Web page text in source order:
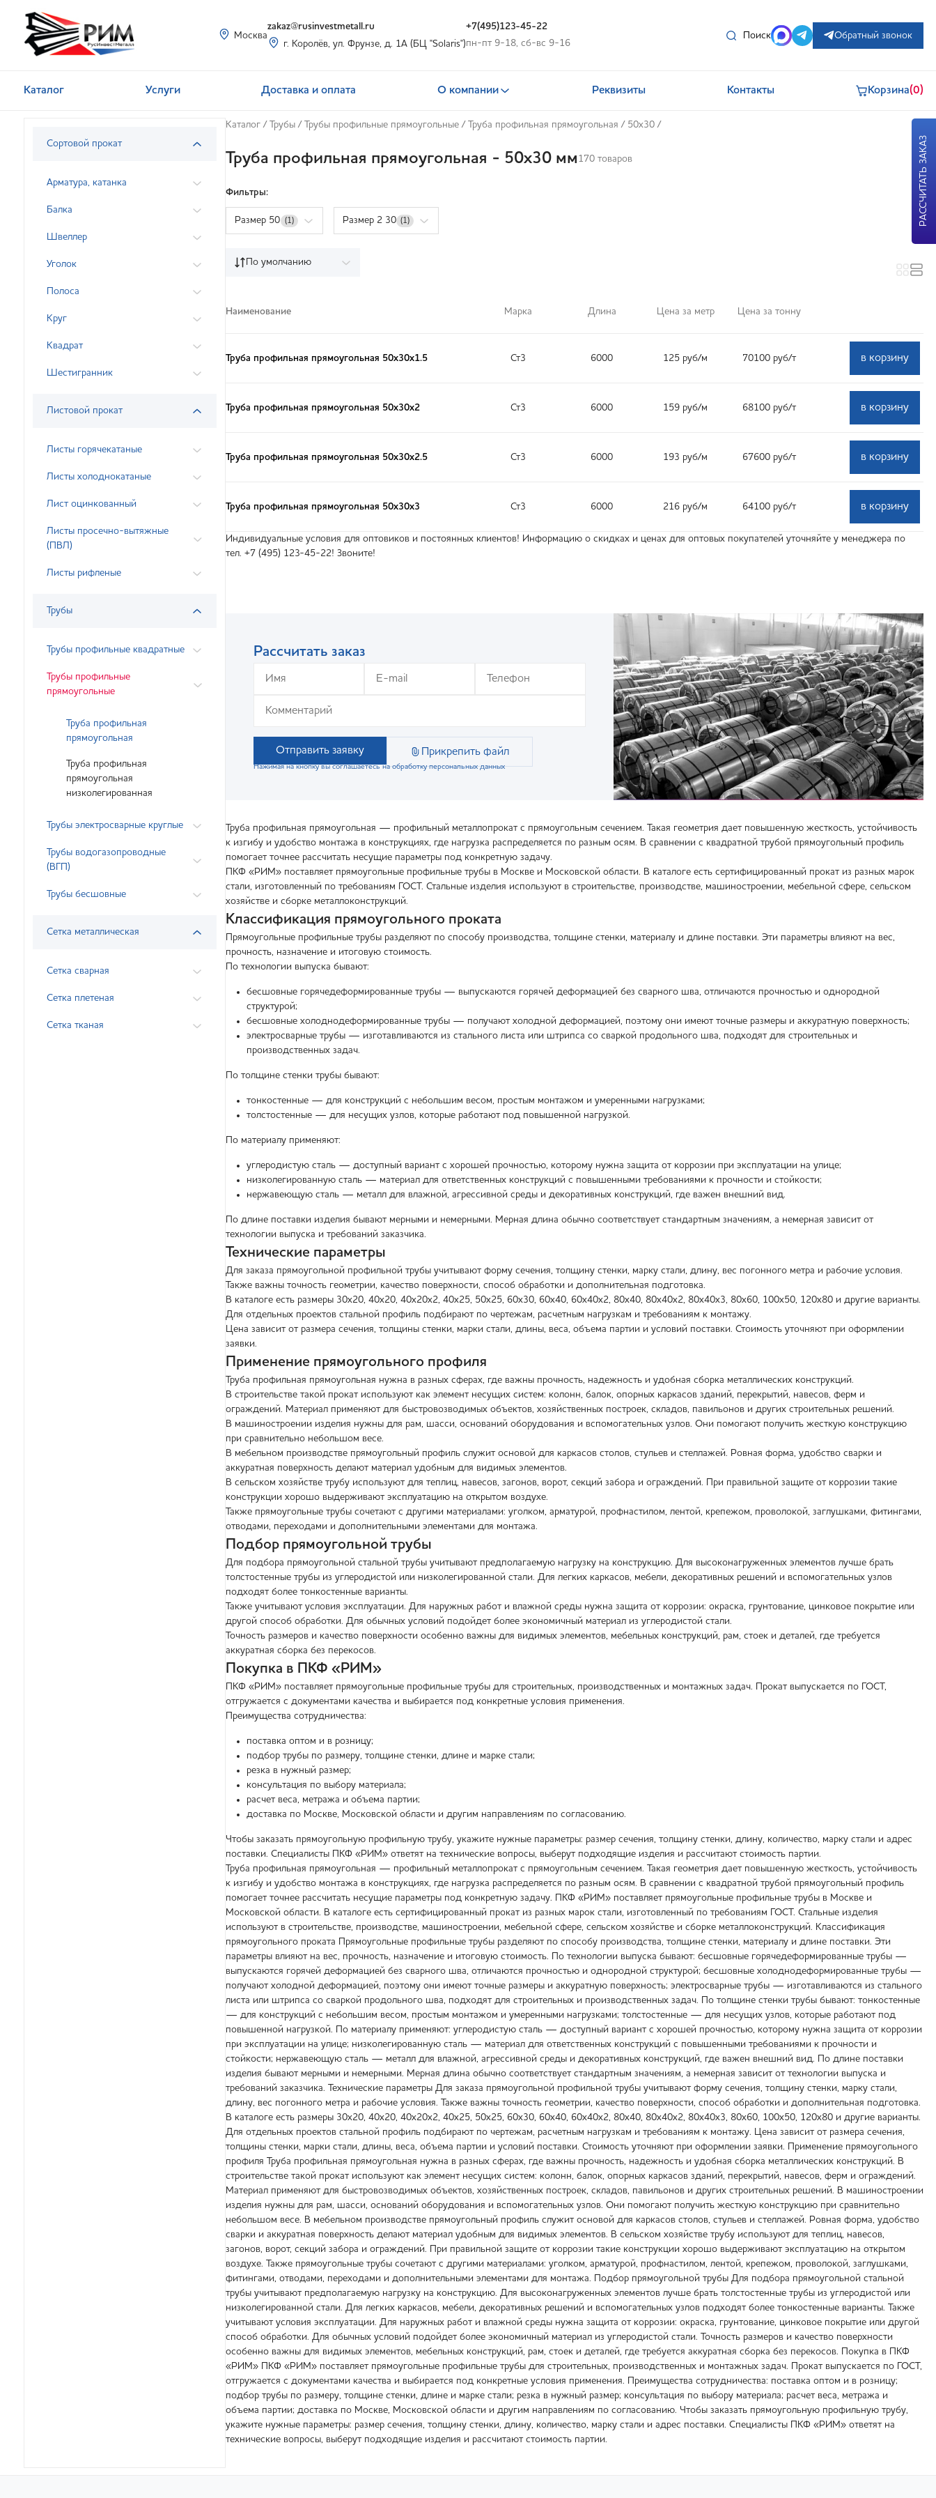
Москва
zakaz@rusinvestmetall.ru
г. Королёв, ул. Фрунзе, д. 1А (БЦ "Solaris")
+7(495)123-45-22
пн-пт 9-18, сб-вс 9-16
Поиск Обратный звонок
Каталог Услуги Доставка и оплата О компании Реквизиты Контакты Корзина(0)
Сортовой прокат
Арматура, катанка
Балка
Швеллер
Уголок
Полоса
Круг
Квадрат
Шестигранник
Листовой прокат
Листы горячекатаные
Листы холоднокатаные
Лист оцинкованный
Листы просечно-вытяжные
(ПВЛ)
Листы рифленые
Трубы
Трубы профильные квадратные
Трубы профильные
прямоугольные
Труба профильная
прямоугольная
Труба профильная
прямоугольная
низколегированная
Трубы электросварные круглые
Трубы водогазопроводные
(ВГП)
Трубы бесшовные
Сетка металлическая
Сетка сварная
Сетка плетеная
Сетка тканая
Каталог / Трубы / Трубы профильные прямоугольные / Труба профильная прямоугольная / 50x30 /
Труба профильная прямоугольная - 50x30 мм 170 товаров
Фильтры:
Размер 50 (1) Размер 2 30 (1)
По умолчанию
Наименование Марка Длина Цена за метр Цена за тонну
Труба профильная прямоугольная 50х30х1.5 Ст3 6000 125 руб/м 70100 руб/т в корзину
Труба профильная прямоугольная 50х30х2 Ст3 6000 159 руб/м 68100 руб/т в корзину
Труба профильная прямоугольная 50х30х2.5 Ст3 6000 193 руб/м 67600 руб/т в корзину
Труба профильная прямоугольная 50х30х3 Ст3 6000 216 руб/м 64100 руб/т в корзину
Индивидуальные условия для оптовиков и постоянных клиентов! Информацию о скидках и ценах для оптовых покупателей уточняйте у менеджера по
тел. +7 (495) 123-45-22! Звоните!
Рассчитать заказ
Отправить заявку Прикрепить файл
Нажимая на кнопку вы соглашаетесь на обработку персональных данных
Труба профильная прямоугольная — профильный металлопрокат с прямоугольным сечением. Такая геометрия дает повышенную жесткость, устойчивость
к изгибу и удобство монтажа в конструкциях, где нагрузка распределяется по разным осям. В сравнении с квадратной трубой прямоугольный профиль
помогает точнее рассчитать несущие параметры под конкретную задачу.
ПКФ «РИМ» поставляет прямоугольные профильные трубы в Москве и Московской области. В каталоге есть сертифицированный прокат из разных марок
стали, изготовленный по требованиям ГОСТ. Стальные изделия используют в строительстве, производстве, машиностроении, мебельной сфере, сельском
хозяйстве и сборке металлоконструкций.
Классификация прямоугольного проката
Прямоугольные профильные трубы разделяют по способу производства, толщине стенки, материалу и длине поставки. Эти параметры влияют на вес,
прочность, назначение и итоговую стоимость.
По технологии выпуска бывают:
бесшовные горячедеформированные трубы — выпускаются горячей деформацией без сварного шва, отличаются прочностью и однородной
структурой;
бесшовные холоднодеформированные трубы — получают холодной деформацией, поэтому они имеют точные размеры и аккуратную поверхность;
электросварные трубы — изготавливаются из стального листа или штрипса со сваркой продольного шва, подходят для строительных и
производственных задач.
По толщине стенки трубы бывают:
тонкостенные — для конструкций с небольшим весом, простым монтажом и умеренными нагрузками;
толстостенные — для несущих узлов, которые работают под повышенной нагрузкой.
По материалу применяют:
углеродистую сталь — доступный вариант с хорошей прочностью, которому нужна защита от коррозии при эксплуатации на улице;
низколегированную сталь — материал для ответственных конструкций с повышенными требованиями к прочности и стойкости;
нержавеющую сталь — металл для влажной, агрессивной среды и декоративных конструкций, где важен внешний вид.
По длине поставки изделия бывают мерными и немерными. Мерная длина обычно соответствует стандартным значениям, а немерная зависит от
технологии выпуска и требований заказчика.
Технические параметры
Для заказа прямоугольной профильной трубы учитывают форму сечения, толщину стенки, марку стали, длину, вес погонного метра и рабочие условия.
Также важны точность геометрии, качество поверхности, способ обработки и дополнительная подготовка.
В каталоге есть размеры 30х20, 40х20, 40х20х2, 40х25, 50х25, 60х30, 60х40, 60х40х2, 80х40, 80х40х2, 80х40х3, 80х60, 100х50, 120х80 и другие варианты.
Для отдельных проектов стальной профиль подбирают по чертежам, расчетным нагрузкам и требованиям к монтажу.
Цена зависит от размера сечения, толщины стенки, марки стали, длины, веса, объема партии и условий поставки. Стоимость уточняют при оформлении
заявки.
Применение прямоугольного профиля
Труба профильная прямоугольная нужна в разных сферах, где важны прочность, надежность и удобная сборка металлических конструкций.
В строительстве такой прокат используют как элемент несущих систем: колонн, балок, опорных каркасов зданий, перекрытий, навесов, ферм и
ограждений. Материал применяют для быстровозводимых объектов, хозяйственных построек, складов, павильонов и других строительных решений.
В машиностроении изделия нужны для рам, шасси, оснований оборудования и вспомогательных узлов. Они помогают получить жесткую конструкцию
при сравнительно небольшом весе.
В мебельном производстве прямоугольный профиль служит основой для каркасов столов, стульев и стеллажей. Ровная форма, удобство сварки и
аккуратная поверхность делают материал удобным для видимых элементов.
В сельском хозяйстве трубу используют для теплиц, навесов, загонов, ворот, секций забора и ограждений. При правильной защите от коррозии такие
конструкции хорошо выдерживают эксплуатацию на открытом воздухе.
Также прямоугольные трубы сочетают с другими материалами: уголком, арматурой, профнастилом, лентой, крепежом, проволокой, заглушками, фитингами,
отводами, переходами и дополнительными элементами для монтажа.
Подбор прямоугольной трубы
Для подбора прямоугольной стальной трубы учитывают предполагаемую нагрузку на конструкцию. Для высоконагруженных элементов лучше брать
толстостенные трубы из углеродистой или низколегированной стали. Для легких каркасов, мебели, декоративных решений и вспомогательных узлов
подходят более тонкостенные варианты.
Также учитывают условия эксплуатации. Для наружных работ и влажной среды нужна защита от коррозии: окраска, грунтование, цинковое покрытие или
другой способ обработки. Для обычных условий подойдет более экономичный материал из углеродистой стали.
Точность размеров и качество поверхности особенно важны для видимых элементов, мебельных конструкций, рам, стоек и деталей, где требуется
аккуратная сборка без перекосов.
Покупка в ПКФ «РИМ»
ПКФ «РИМ» поставляет прямоугольные профильные трубы для строительных, производственных и монтажных задач. Прокат выпускается по ГОСТ,
отгружается с документами качества и выбирается под конкретные условия применения.
Преимущества сотрудничества:
поставка оптом и в розницу;
подбор трубы по размеру, толщине стенки, длине и марке стали;
резка в нужный размер;
консультация по выбору материала;
расчет веса, метража и объема партии;
доставка по Москве, Московской области и другим направлениям по согласованию.
Чтобы заказать прямоугольную профильную трубу, укажите нужные параметры: размер сечения, толщину стенки, длину, количество, марку стали и адрес
поставки. Специалисты ПКФ «РИМ» ответят на технические вопросы, выберут подходящие изделия и рассчитают стоимость партии.
Труба профильная прямоугольная — профильный металлопрокат с прямоугольным сечением. Такая геометрия дает повышенную жесткость, устойчивость
к изгибу и удобство монтажа в конструкциях, где нагрузка распределяется по разным осям. В сравнении с квадратной трубой прямоугольный профиль
помогает точнее рассчитать несущие параметры под конкретную задачу. ПКФ «РИМ» поставляет прямоугольные профильные трубы в Москве и
Московской области. В каталоге есть сертифицированный прокат из разных марок стали, изготовленный по требованиям ГОСТ. Стальные изделия
используют в строительстве, производстве, машиностроении, мебельной сфере, сельском хозяйстве и сборке металлоконструкций. Классификация
прямоугольного проката Прямоугольные профильные трубы разделяют по способу производства, толщине стенки, материалу и длине поставки. Эти
параметры влияют на вес, прочность, назначение и итоговую стоимость. По технологии выпуска бывают: бесшовные горячедеформированные трубы —
выпускаются горячей деформацией без сварного шва, отличаются прочностью и однородной структурой; бесшовные холоднодеформированные трубы —
получают холодной деформацией, поэтому они имеют точные размеры и аккуратную поверхность; электросварные трубы — изготавливаются из стального
листа или штрипса со сваркой продольного шва, подходят для строительных и производственных задач. По толщине стенки трубы бывают: тонкостенные
— для конструкций с небольшим весом, простым монтажом и умеренными нагрузками; толстостенные — для несущих узлов, которые работают под
повышенной нагрузкой. По материалу применяют: углеродистую сталь — доступный вариант с хорошей прочностью, которому нужна защита от коррозии
при эксплуатации на улице; низколегированную сталь — материал для ответственных конструкций с повышенными требованиями к прочности и
стойкости; нержавеющую сталь — металл для влажной, агрессивной среды и декоративных конструкций, где важен внешний вид. По длине поставки
изделия бывают мерными и немерными. Мерная длина обычно соответствует стандартным значениям, а немерная зависит от технологии выпуска и
требований заказчика. Технические параметры Для заказа прямоугольной профильной трубы учитывают форму сечения, толщину стенки, марку стали,
длину, вес погонного метра и рабочие условия. Также важны точность геометрии, качество поверхности, способ обработки и дополнительная подготовка.
В каталоге есть размеры 30х20, 40х20, 40х20х2, 40х25, 50х25, 60х30, 60х40, 60х40х2, 80х40, 80х40х2, 80х40х3, 80х60, 100х50, 120х80 и другие варианты.
Для отдельных проектов стальной профиль подбирают по чертежам, расчетным нагрузкам и требованиям к монтажу. Цена зависит от размера сечения,
толщины стенки, марки стали, длины, веса, объема партии и условий поставки. Стоимость уточняют при оформлении заявки. Применение прямоугольного
профиля Труба профильная прямоугольная нужна в разных сферах, где важны прочность, надежность и удобная сборка металлических конструкций. В
строительстве такой прокат используют как элемент несущих систем: колонн, балок, опорных каркасов зданий, перекрытий, навесов, ферм и ограждений.
Материал применяют для быстровозводимых объектов, хозяйственных построек, складов, павильонов и других строительных решений. В машиностроении
изделия нужны для рам, шасси, оснований оборудования и вспомогательных узлов. Они помогают получить жесткую конструкцию при сравнительно
небольшом весе. В мебельном производстве прямоугольный профиль служит основой для каркасов столов, стульев и стеллажей. Ровная форма, удобство
сварки и аккуратная поверхность делают материал удобным для видимых элементов. В сельском хозяйстве трубу используют для теплиц, навесов,
загонов, ворот, секций забора и ограждений. При правильной защите от коррозии такие конструкции хорошо выдерживают эксплуатацию на открытом
воздухе. Также прямоугольные трубы сочетают с другими материалами: уголком, арматурой, профнастилом, лентой, крепежом, проволокой, заглушками,
фитингами, отводами, переходами и дополнительными элементами для монтажа. Подбор прямоугольной трубы Для подбора прямоугольной стальной
трубы учитывают предполагаемую нагрузку на конструкцию. Для высоконагруженных элементов лучше брать толстостенные трубы из углеродистой или
низколегированной стали. Для легких каркасов, мебели, декоративных решений и вспомогательных узлов подходят более тонкостенные варианты. Также
учитывают условия эксплуатации. Для наружных работ и влажной среды нужна защита от коррозии: окраска, грунтование, цинковое покрытие или другой
способ обработки. Для обычных условий подойдет более экономичный материал из углеродистой стали. Точность размеров и качество поверхности
особенно важны для видимых элементов, мебельных конструкций, рам, стоек и деталей, где требуется аккуратная сборка без перекосов. Покупка в ПКФ
«РИМ» ПКФ «РИМ» поставляет прямоугольные профильные трубы для строительных, производственных и монтажных задач. Прокат выпускается по ГОСТ,
отгружается с документами качества и выбирается под конкретные условия применения. Преимущества сотрудничества: поставка оптом и в розницу;
подбор трубы по размеру, толщине стенки, длине и марке стали; резка в нужный размер; консультация по выбору материала; расчет веса, метража и
объема партии; доставка по Москве, Московской области и другим направлениям по согласованию. Чтобы заказать прямоугольную профильную трубу,
укажите нужные параметры: размер сечения, толщину стенки, длину, количество, марку стали и адрес поставки. Специалисты ПКФ «РИМ» ответят на
технические вопросы, выберут подходящие изделия и рассчитают стоимость партии.
РАССЧИТАТЬ ЗАКАЗ